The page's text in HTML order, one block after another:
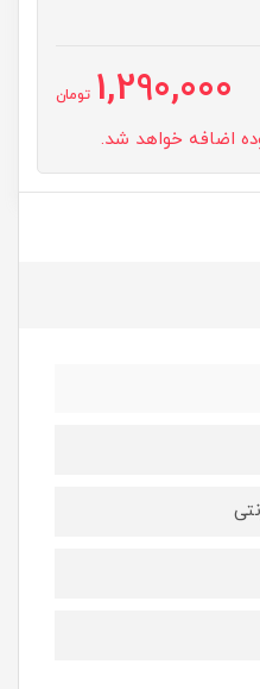
1,290,000 تومان